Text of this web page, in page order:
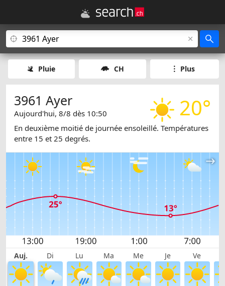
Pluie CH Plus
20°
3961 Ayer
Aujourd'hui, 8/8 dès 10:50
En deuxième moitié de journée ensoleillé. Températures
entre 15 et 25 degrés.
Auj. Di Lu Ma Me Je Ve